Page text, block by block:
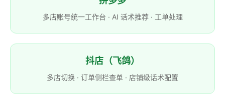
多店账号统一工作台 · AI 话术推荐 · 工单处理
抖店（飞鸽）
多店切换 · 订单侧栏查单 · 店铺级话术配置